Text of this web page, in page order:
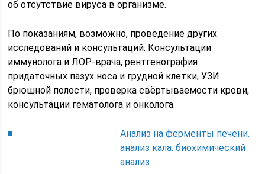
об отсутствие вируса в организме.
По показаниям, возможно, проведение других
исследований и консультаций. Консультации
иммунолога и ЛОР-врача, рентгенография
придаточных пазух носа и грудной клетки, УЗИ
брюшной полости, проверка свёртываемости крови,
консультации гематолога и онколога.
Анализ на ферменты печени.
анализ кала. биохимический
анализ